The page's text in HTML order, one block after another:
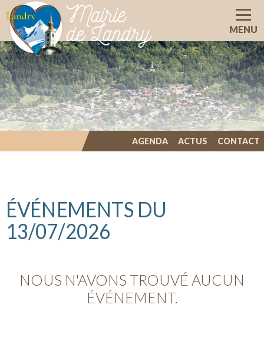
Mairie
de Landry
AGENDA ACTUS CONTACT
MENU
ÉVÉNEMENTS DU
13/07/2026
NOUS N'AVONS TROUVÉ AUCUN
ÉVÉNEMENT.